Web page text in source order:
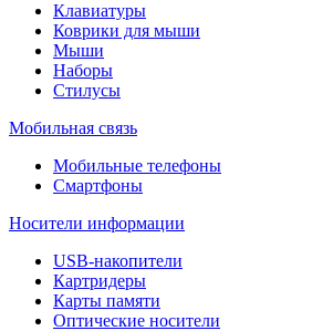
Клавиатуры
Коврики для мыши
Мыши
Наборы
Стилусы
Мобильная связь
Мобильные телефоны
Смартфоны
Носители информации
USB-накопители
Картридеры
Карты памяти
Оптические носители